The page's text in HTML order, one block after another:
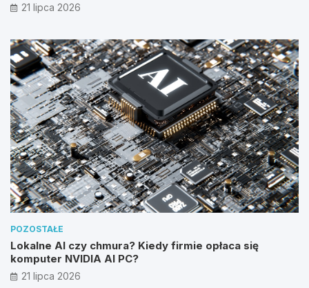
21 lipca 2026
POZOSTAŁE
Lokalne AI czy chmura? Kiedy firmie opłaca się
komputer NVIDIA AI PC?
21 lipca 2026